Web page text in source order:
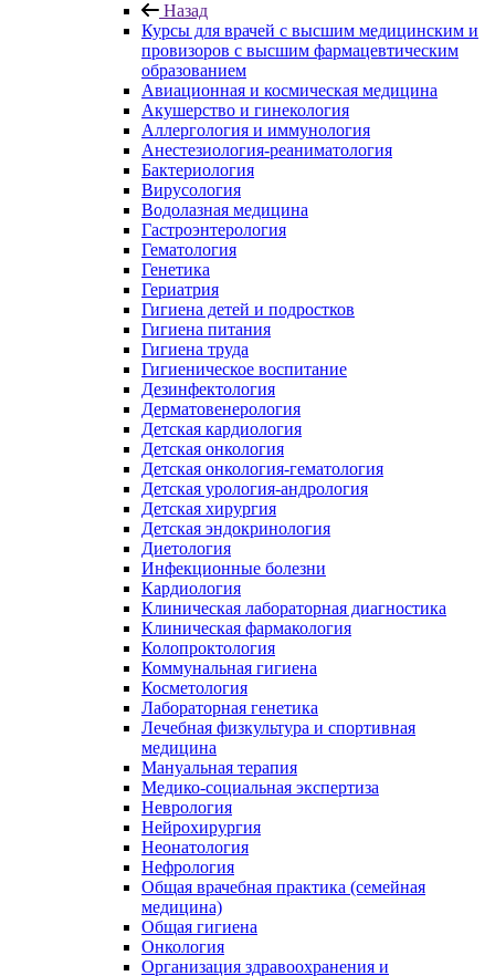
Назад
Курсы для врачей с высшим медицинским и
провизоров с высшим фармацевтическим
образованием
Авиационная и космическая медицина
Акушерство и гинекология
Аллергология и иммунология
Анестезиология-реаниматология
Бактериология
Вирусология
Водолазная медицина
Гастроэнтерология
Гематология
Генетика
Гериатрия
Гигиена детей и подростков
Гигиена питания
Гигиена труда
Гигиеническое воспитание
Дезинфектология
Дерматовенерология
Детская кардиология
Детская онкология
Детская онкология-гематология
Детская урология-андрология
Детская хирургия
Детская эндокринология
Диетология
Инфекционные болезни
Кардиология
Клиническая лабораторная диагностика
Клиническая фармакология
Колопроктология
Коммунальная гигиена
Косметология
Лабораторная генетика
Лечебная физкультура и спортивная
медицина
Мануальная терапия
Медико-социальная экспертиза
Неврология
Нейрохирургия
Неонатология
Нефрология
Общая врачебная практика (семейная
медицина)
Общая гигиена
Онкология
Организация здравоохранения и